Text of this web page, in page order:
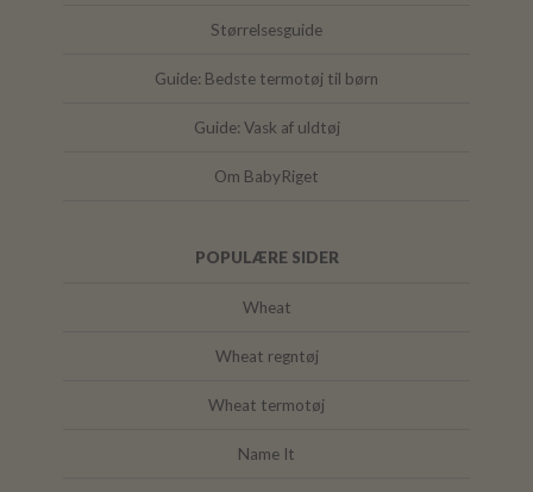
Størrelsesguide
Guide: Bedste termotøj til børn
Guide: Vask af uldtøj
Om BabyRiget
POPULÆRE SIDER
Wheat
Wheat regntøj
Wheat termotøj
Name It